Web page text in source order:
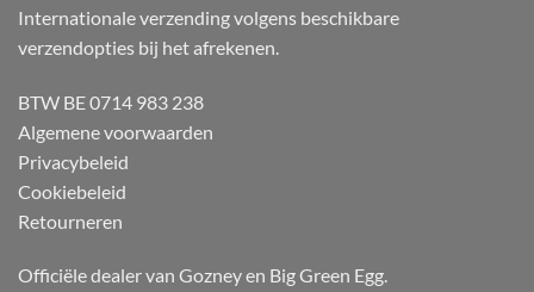
Internationale verzending volgens beschikbare
verzendopties bij het afrekenen.
BTW BE 0714 983 238
Algemene voorwaarden
Privacybeleid
Cookiebeleid
Retourneren
Officiële dealer van Gozney en Big Green Egg.